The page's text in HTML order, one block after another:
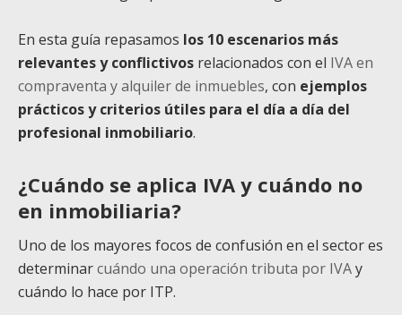
En esta guía repasamos los 10 escenarios más
relevantes y conflictivos relacionados con el IVA en
compraventa y alquiler de inmuebles, con ejemplos
prácticos y criterios útiles para el día a día del
profesional inmobiliario.
¿Cuándo se aplica IVA y cuándo no
en inmobiliaria?
Uno de los mayores focos de confusión en el sector es
determinarcuándo una operación tributa por IVAy
cuándo lo hace por ITP.